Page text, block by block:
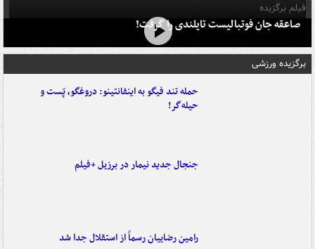
فیلم برگزیده
صاعقه جان فوتبالیست تایلندی را گرفت!
برگزیده ورزشی
حمله تند فیگو به اینفانتینو: دروغگو، پَست‌ و
حیله‌گر!
جنجال جدید نیمار در برزیل +فیلم
رامین رضاییان رسماً از استقلال جدا شد